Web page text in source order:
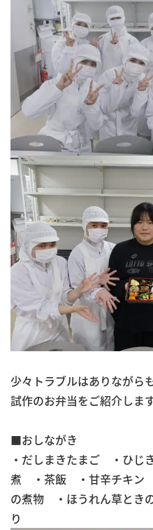
少々トラブルはありながら
試作のお弁当をご紹介します
■おしながき
・だしまきたまご ・ひじ
煮 ・茶飯 ・甘辛チキン
の煮物 ・ほうれん草とき
り